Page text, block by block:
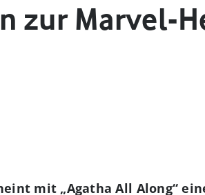
zur Marvel-
mit „Agatha All Along“